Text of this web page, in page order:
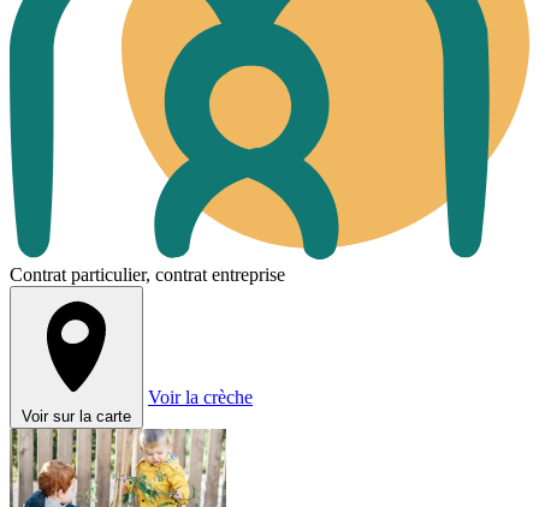
Contrat particulier, contrat entreprise
Voir sur la carte
Voir la crèche